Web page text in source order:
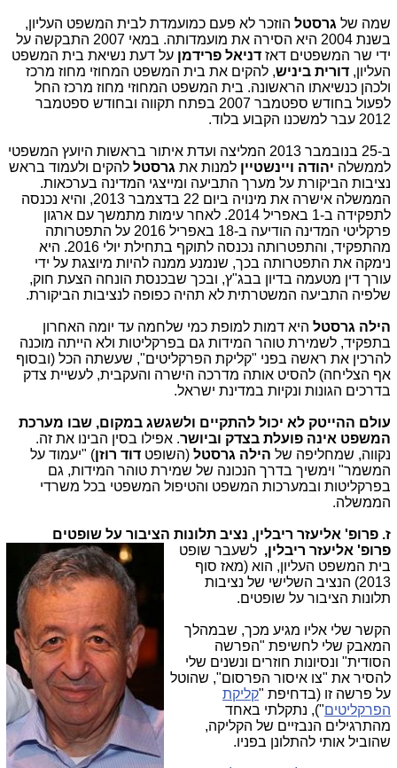
שמה של גרסטל הוזכר לא פעם כמועמדת לבית המשפט העליון,
בשנת 2004 היא הסירה את מועמדותה. במאי 2007 התבקשה על
ידי שר המשפטים דאז דניאל פרידמן על דעת נשיאת בית המשפט
העליון, דורית ביניש, להקים את בית המשפט המחוזי מחוז מרכז
ולכהן כנשיאתו הראשונה. בית המשפט המחוזי מחוז מרכז החל
לפעול בחודש ספטמבר 2007 בפתח תקווה ובחודש ספטמבר
2012 עבר למשכנו הקבוע בלוד.
ב-25 בנובמבר 2013 המליצה ועדת איתור בראשות היועץ המשפטי
לממשלה יהודה ויינשטיין למנות את גרסטל להקים ולעמוד בראש
נציבות הביקורת על מערך התביעה ומייצגי המדינה בערכאות.
הממשלה אישרה את מינויה ביום 22 בדצמבר 2013, והיא נכנסה
לתפקידה ב-1 באפריל 2014. לאחר עימות מתמשך עם ארגון
פרקליטי המדינה הודיעה ב-18 באפריל 2016 על התפטרותה
מהתפקיד, והתפטרותה נכנסה לתוקף בתחילת יולי 2016. היא
נימקה את התפטרותה בכך, שנמנע ממנה להיות מיוצגת על ידי
עורך דין מטעמה בדיון בבג"ץ, ובכך שבכנסת הונחה הצעת חוק,
שלפיה התביעה המשטרתית לא תהיה כפופה לנציבות הביקורת.
הילה גרסטל היא דמות למופת כמי שלחמה עד יומה האחרון
בתפקיד, לשמירת טוהר המידות גם בפרקליטות ולא הייתה מוכנה
להרכין את ראשה בפני "קליקת הפרקליטים", שעשתה הכל (ובסוף
אף הצליחה) להסיט אותה מדרכה הישרה והעקבית, לעשיית צדק
בדרכים הגונות ונקיות במדינת ישראל.
עולם ההייטק לא יכול להתקיים ולשגשג במקום, שבו מערכת
המשפט אינה פועלת בצדק וביושר. אפילו בסין הבינו את זה.
נקווה, שמחליפה של הילה גרסטל (השופט דוד רוזן) "יעמוד על
המשמר" וימשיך בדרך הנכונה של שמירת טוהר המידות, גם
בפרקליטות ובמערכות המשפט והטיפול המשפטי בכל משרדי
הממשלה.
ז. פרופ' אליעזר ריבלין, נציב תלונות הציבור על שופטים
פרופ' אליעזר ריבלין, לשעבר שופט
בית המשפט העליון, הוא (מאז סוף
2013) הנציב השלישי של נציבות
תלונות הציבור על שופטים.
הקשר שלי אליו מגיע מכך, שבמהלך
המאבק שלי לחשיפת "הפרשה
הסודית" ונסיונות חוזרים ונשנים שלי
להסיר את "צו איסור הפרסום", שהוטל
על פרשה זו (בדחיפת "קליקת
הפרקליטים"), נתקלתי באחד
מהתרגילים הנבזיים של הקליקה,
שהוביל אותי להתלונן בפניו.